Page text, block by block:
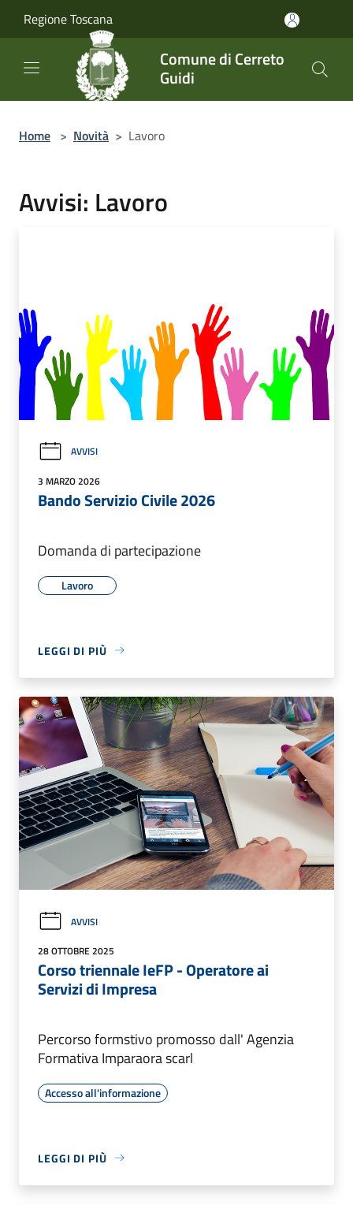
Regione Toscana
Comune di Cerreto
Guidi
Home > Novità > Lavoro
Avvisi: Lavoro
AVVISI
3 MARZO 2026
Bando Servizio Civile 2026
Domanda di partecipazione
Lavoro
LEGGI DI PIÙ
AVVISI
28 OTTOBRE 2025
Corso triennale IeFP - Operatore ai
Servizi di Impresa
Percorso formstivo promosso dall' Agenzia
Formativa Imparaora scarl
Accesso all'informazione
LEGGI DI PIÙ